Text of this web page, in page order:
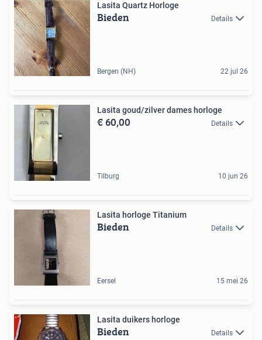
Lasita Quartz Horloge
Bieden Details
Bergen (NH) 22 jul 26
Lasita goud/zilver dames horloge
€ 60,00 Details
Tilburg 10 jun 26
Lasita horloge Titanium
Bieden Details
Eersel 15 mei 26
Lasita duikers horloge
Bieden Details